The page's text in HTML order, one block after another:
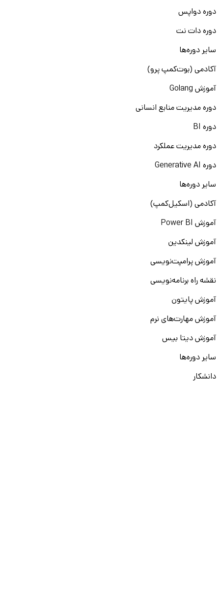
دوره دواپس
دوره دات نت
سایر دوره‌ها
آکادمی (بوت‌کمپ پرو)
آموزش Golang
دوره مدیریت منابع انسانی
دوره BI
دوره مدیریت عملکرد
دوره Generative AI
سایر دوره‌ها
آکادمی (اسکیل‌کمپ)
آموزش Power BI
آموزش لینکدین
آموزش پرامپت‌نویسی
نقشه راه برنامه‌نویسی
آموزش پایتون
آموزش مهارت‌های نرم
آموزش دیتا بیس
سایر دوره‌ها
دانشکار